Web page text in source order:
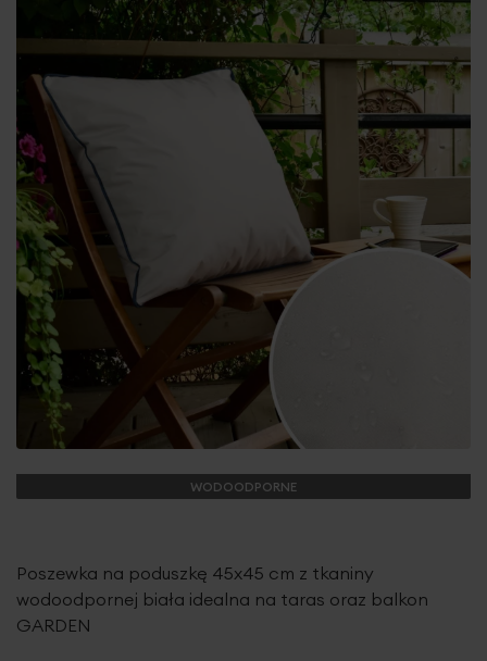
WODOODPORNE
Poszewka na poduszkę 45x45 cm z tkaniny
wodoodpornej biała idealna na taras oraz balkon
GARDEN